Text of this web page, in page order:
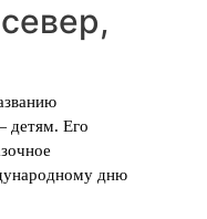
детям. Его
дню